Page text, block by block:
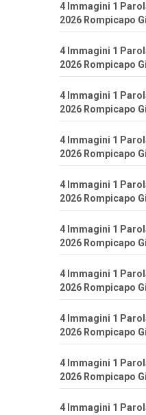
4 Immagini 1
2026 Rompicapo
4 Immagini 1
2026 Rompicapo
4 Immagini 1
2026 Rompicapo
4 Immagini 1
2026 Rompicapo
4 Immagini 1
2026 Rompicapo
4 Immagini 1
2026 Rompicapo
4 Immagini 1
2026 Rompicapo
4 Immagini 1
2026 Rompicapo
4 Immagini 1
2026 Rompicapo
4 Immagini 1